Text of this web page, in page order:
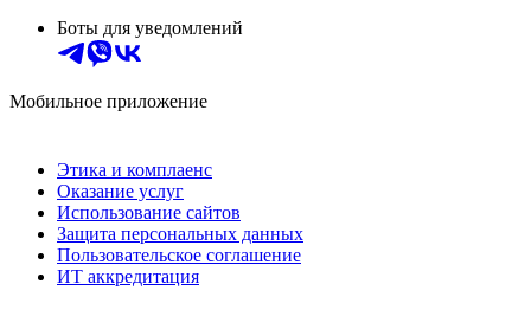
Боты для уведомлений
Мобильное приложение
Этика и комплаенс
Оказание услуг
Использование сайтов
Защита персональных данных
Пользовательское соглашение
ИТ аккредитация